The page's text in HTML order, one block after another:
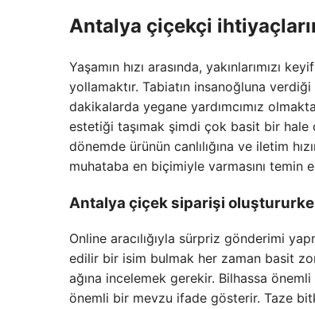
Antalya çiçekçi
Yaşamın hızı arasında, yakınlarımızı
yollamaktır. Tabiatın insanoğluna
dakikalarda yegane yardımcımız
estetiği taşımak şimdi çok basit bir hale
dönemde ürünün canlılığına ve iletim
muhataba en biçimiyle varmasını temin
Antalya çiçek siparişi
Online aracılığıyla sürpriz gönderimi
edilir bir isim bulmak her zaman basit
ağına incelemek gerekir. Bilhassa
önemli bir mevzu ifade gösterir. Taze